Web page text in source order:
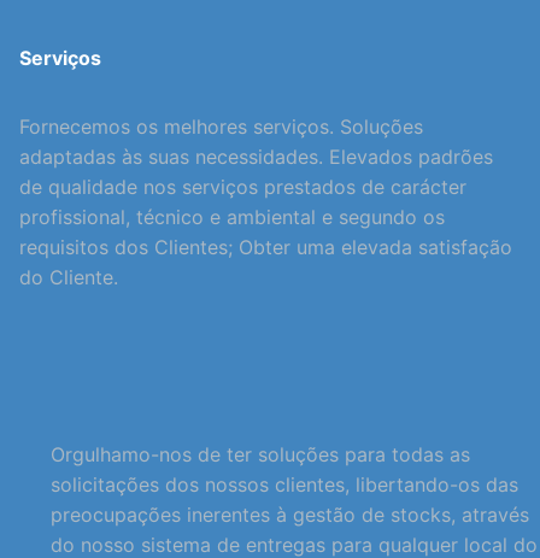
Serviços
Fornecemos os melhores serviços. Soluções
adaptadas às suas necessidades. Elevados padrões
de qualidade nos serviços prestados de carácter
profissional, técnico e ambiental e segundo os
requisitos dos Clientes; Obter uma elevada satisfação
do Cliente.
Orgulhamo-nos de ter soluções para todas as
solicitações dos nossos clientes, libertando-os das
preocupações inerentes à gestão de stocks, através
do nosso sistema de entregas para qualquer local do